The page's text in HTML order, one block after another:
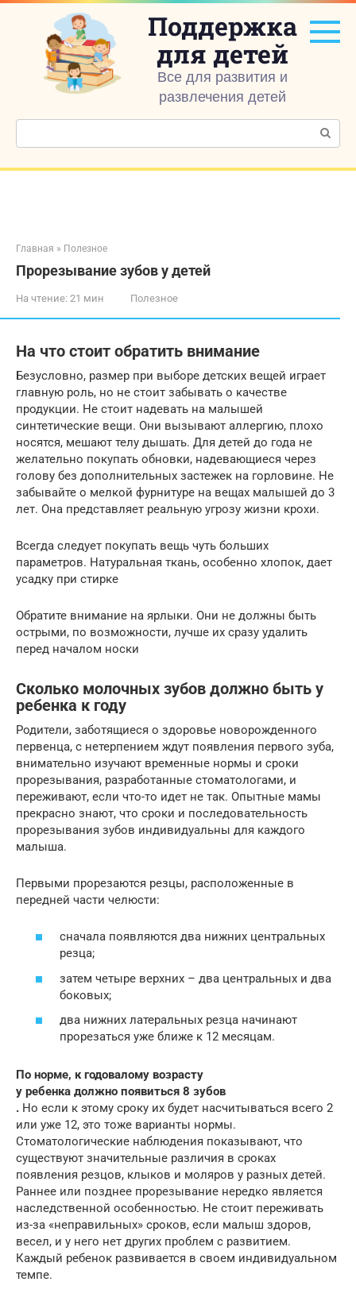
Перейти
контенту
Поддержка
для детей
Все для развития и
развлечения детей
Поиск:
Главная » Полезное
Прорезывание зубов у детей
На чтение: 21 мин Полезное
На что стоит обратить внимание
Безусловно, размер при выборе детских вещей играет
главную роль, но не стоит забывать о качестве
продукции. Не стоит надевать на малышей
синтетические вещи. Они вызывают аллергию, плохо
носятся, мешают телу дышать. Для детей до года не
желательно покупать обновки, надевающиеся через
голову без дополнительных застежек на горловине. Не
забывайте о мелкой фурнитуре на вещах малышей до 3
лет. Она представляет реальную угрозу жизни крохи.
Всегда следует покупать вещь чуть больших
параметров. Натуральная ткань, особенно хлопок, дает
усадку при стирке
Обратите внимание на ярлыки. Они не должны быть
острыми, по возможности, лучше их сразу удалить
перед началом носки
Сколько молочных зубов должно быть у
ребенка к году
Родители, заботящиеся о здоровье новорожденного
первенца, с нетерпением ждут появления первого зуба,
внимательно изучают временные нормы и сроки
прорезывания, разработанные стоматологами, и
переживают, если что-то идет не так. Опытные мамы
прекрасно знают, что сроки и последовательность
прорезывания зубов индивидуальны для каждого
малыша.
Первыми прорезаются резцы, расположенные в
передней части челюсти:
сначала появляются два нижних центральных
резца;
затем четыре верхних – два центральных и два
боковых;
два нижних латеральных резца начинают
прорезаться уже ближе к 12 месяцам.
По норме, к годовалому возрасту
у ребенка должно появиться 8 зубов
. Но если к этому сроку их будет насчитываться всего 2
или уже 12, это тоже варианты нормы.
Стоматологические наблюдения показывают, что
существуют значительные различия в сроках
появления резцов, клыков и моляров у разных детей.
Раннее или позднее прорезывание нередко является
наследственной особенностью. Не стоит переживать
из-за «неправильных» сроков, если малыш здоров,
весел, и у него нет других проблем с развитием.
Каждый ребенок развивается в своем индивидуальном
темпе.